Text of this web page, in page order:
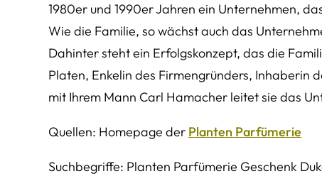
1980er und 1990er Jahren ein Unternehmen,
Wie die Familie, so wächst auch das
Dahinter steht ein Erfolgskonzept, das die
Platen, Enkelin des Firmengründers, Inhaberin
mit Ihrem Mann Carl Hamacher leitet sie das
Quellen: Homepage der Planten Parfümerie
Suchbegriffe: Planten Parfümerie Geschenk